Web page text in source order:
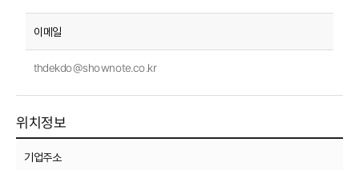
thdekdo@shownote.co.kr
위치정보
기업주소